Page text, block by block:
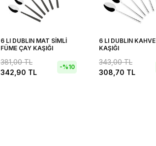
6 LI DUBLIN MAT SİMLİ
FÜME ÇAY KAŞIĞI
381,00TL
342,90 TL
-%10
6 LI DUBLIN KAHVE
KAŞIĞI
343,00TL
308,70 TL